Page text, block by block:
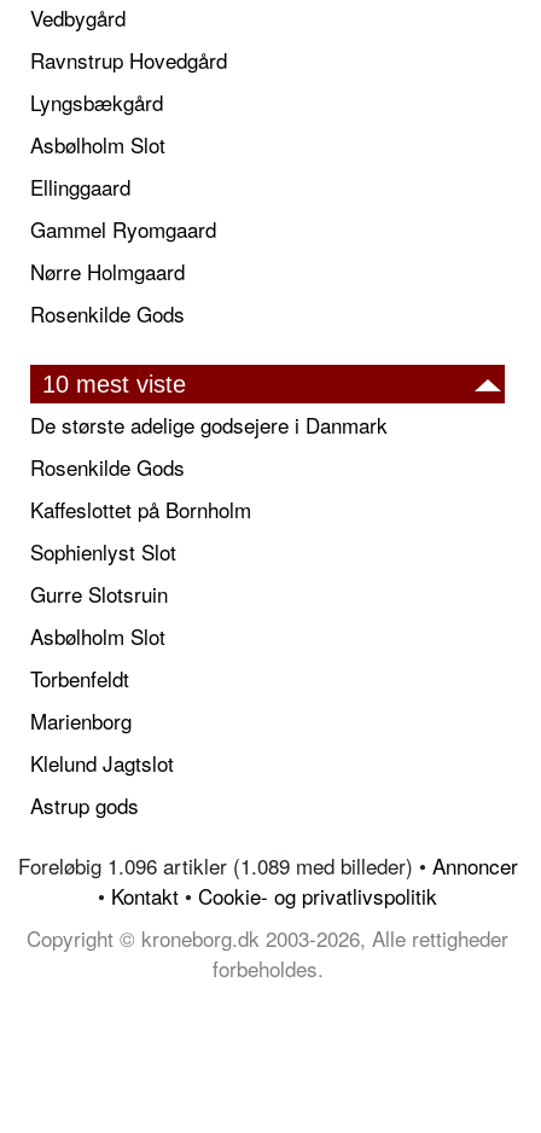
Vedbygård
Ravnstrup Hovedgård
Lyngsbækgård
Asbølholm Slot
Ellinggaard
Gammel Ryomgaard
Nørre Holmgaard
Rosenkilde Gods
10 mest viste
De største adelige godsejere i Danmark
Rosenkilde Gods
Kaffeslottet på Bornholm
Sophienlyst Slot
Gurre Slotsruin
Asbølholm Slot
Torbenfeldt
Marienborg
Klelund Jagtslot
Astrup gods
Foreløbig 1.096 artikler (1.089 med billeder) • Annoncer
• Kontakt • Cookie- og privatlivspolitik
Copyright © kroneborg.dk 2003-2026, Alle rettigheder
forbeholdes.